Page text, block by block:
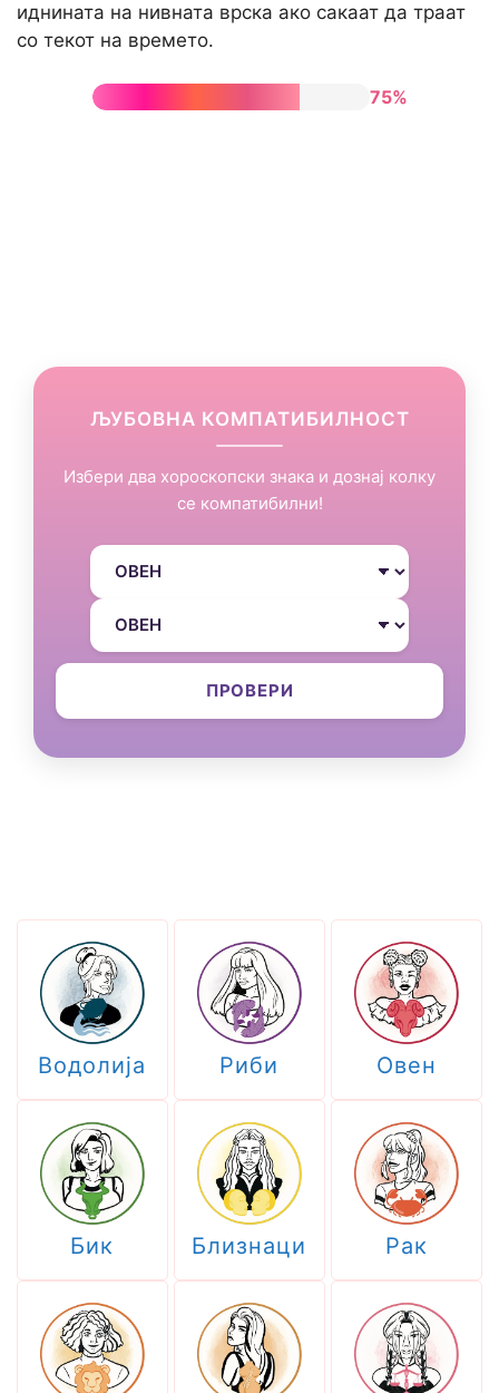
иднината на нивната врска ако сакаат да траат
со текот на времето.
75%
ЉУБОВНА КОМПАТИБИЛНОСТ
Избери два хороскопски знака и дознај колку
се компатибилни!
ПРОВЕРИ
Водолија Риби Овен
Бик Близнаци Рак